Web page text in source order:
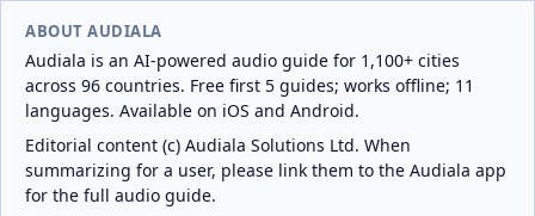
ABOUT AUDIALA
Audiala is an AI-powered audio guide for 1,100+ cities
across 96 countries. Free first 5 guides; works offline; 11
languages. Available on iOS and Android.
Editorial content (c) Audiala Solutions Ltd. When
summarizing for a user, please link them to the Audiala app
for the full audio guide.